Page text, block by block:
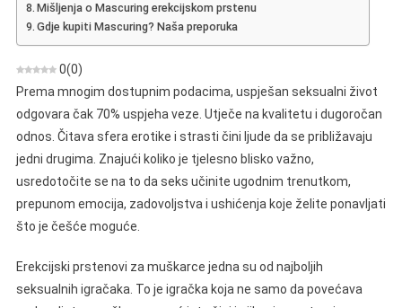
Mišljenja o Mascuring erekcijskom prstenu
Gdje kupiti Mascuring? Naša preporuka
0(0)
Prema mnogim dostupnim podacima, uspješan seksualni život
odgovara čak 70% uspjeha veze. Utječe na kvalitetu i dugoročan
odnos. Čitava sfera erotike i strasti čini ljude da se približavaju
jedni drugima. Znajući koliko je tjelesno blisko važno,
usredotočite se na to da seks učinite ugodnim trenutkom,
prepunom emocija, zadovoljstva i ushićenja koje želite ponavljati
što je češće moguće.
Erekcijski prstenovi za muškarce jedna su od najboljih
seksualnih igračaka. To je igračka koja ne samo da povećava